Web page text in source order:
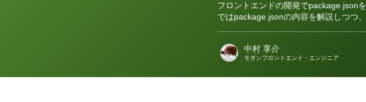
フロントエンドの開発でpackage.json
ではpackage.jsonの内容を解説しつつ
ー
中村 享介
モダンフロントエンド・エンジニア